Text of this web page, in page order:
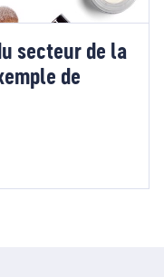
secteur de la
de